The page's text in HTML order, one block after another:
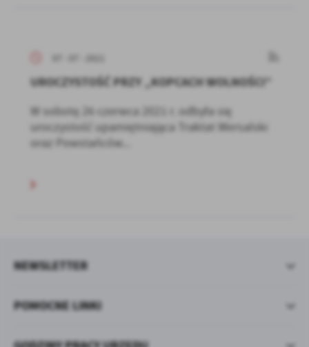
UROCZYSTOŚĆ PRZY „KOPCACH WOLNOŚCI”
W sobotę 26 czerwca 2021 r. odbyła się
uroczystość upamiętniająca Traktat Wersalski
oraz Powstańców...
POMOCNE LINKI
NEWSLETTER